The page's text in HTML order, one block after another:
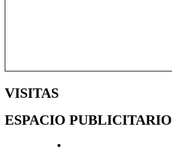
VISITAS
ESPACIO PUBLICITARIO